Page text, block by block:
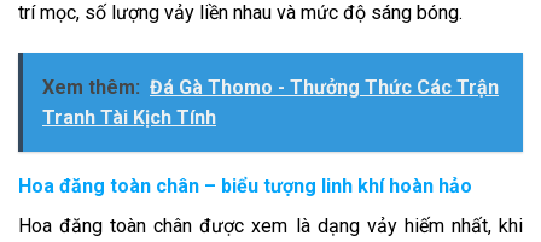
trí mọc, số lượng vảy liền nhau và mức độ sáng bóng.
Xem thêm: Đá Gà Thomo - Thưởng Thức Các Trận
Tranh Tài Kịch Tính
Hoa đăng toàn chân – biểu tượng linh khí hoàn hảo
Hoa đăng toàn chân được xem là dạng vảy hiếm nhất, khi